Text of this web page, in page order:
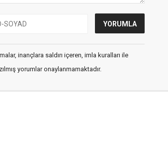
inançlara saldırı içeren, imla kuralları ile
yorumlar onaylanmamaktadır.